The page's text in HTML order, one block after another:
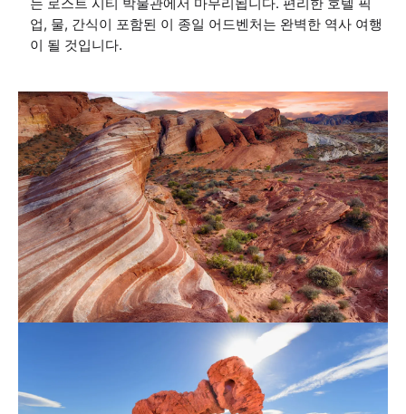
업, 물, 간식이 포함된 이 종일 어드벤처는 완벽한 역사 여행
이 될 것입니다.